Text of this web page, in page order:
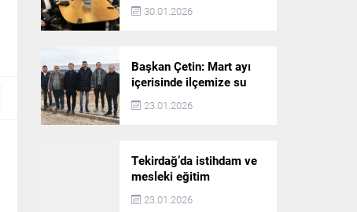
30.01.2026
Başkan Çetin: Mart ayı
içerisinde ilçemize su
akışı başlatılacak
23.01.2026
Tekirdağ’da istihdam ve
mesleki eğitim
politikaları değerlendirildi
23.01.2026